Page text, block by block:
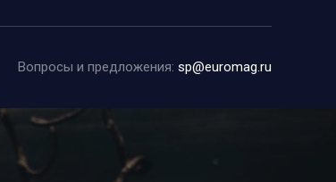
Вопросы и предложения: sp@euromag.ru